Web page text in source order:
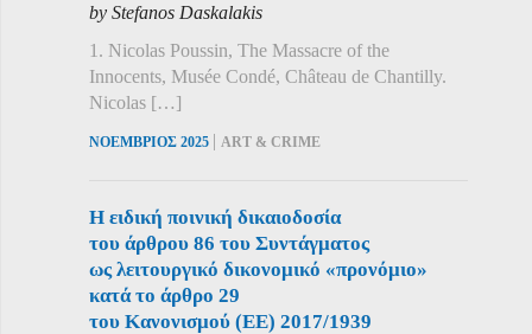
by Stefanos Daskalakis
1. Nicolas Poussin, The Massacre of the
Innocents, Musée Condé, Château de Chantilly.
Nicolas […]
ΝΟΕΜΒΡΙΟΣ 2025 | ART & CRIME
Η ειδική ποινική δικαιοδοσία
του άρθρου 86 του Συντάγματος
ως λειτουργικό δικονομικό «προνόμιο»
κατά το άρθρο 29
του Κανονισμού (ΕΕ) 2017/1939